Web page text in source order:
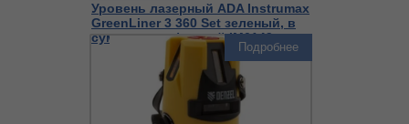
Уровень лазерный ADA Instrumax
GreenLiner 3 360 Set зеленый, в
сумке с платформой IM0149
Подробнее